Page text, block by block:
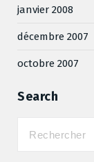
janvier 2008
décembre 2007
octobre 2007
Search